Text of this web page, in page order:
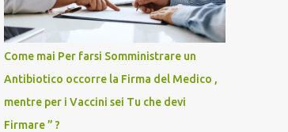
Come mai Per farsi Somministrare un
Antibiotico occorre la Firma del Medico ,
mentre per i Vaccini sei Tu che devi
Firmare ” ?